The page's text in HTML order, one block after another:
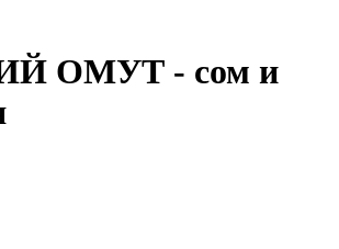
ОМУТ - сом и